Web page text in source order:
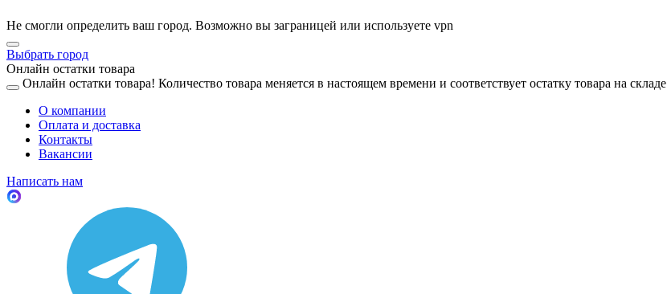
Не смогли определить ваш город. Возможно вы заграницей или используете vpn
Выбрать город
Онлайн остатки товара
Онлайн остатки товара! Количество товара меняется в настоящем времени и соответствует остатку товара на складе
О компании
Оплата и доставка
Контакты
Вакансии
Написать нам